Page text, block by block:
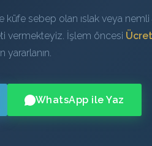
sebep olan ıslak veya nemli
vermekteyiz. İşlem öncesi
yararlanın.
WhatsApp ile Yaz